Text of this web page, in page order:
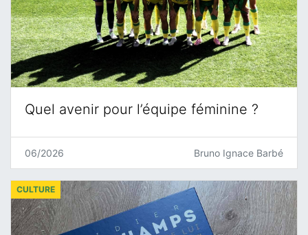
Quel avenir pour l’équipe féminine ?
06/2026 Bruno Ignace Barbé
CULTURE